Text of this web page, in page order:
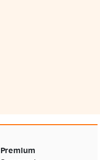
Premium